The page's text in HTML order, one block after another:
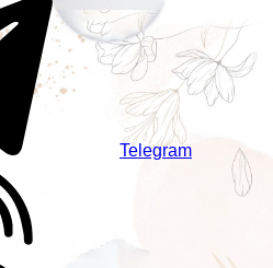
Telegram